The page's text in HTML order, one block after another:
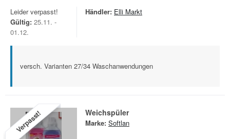
Leider verpasst!
Gültig: 25.11. -
01.12.
Händler: Elli Markt
versch. Varianten 27/34 Waschanwendungen
Verpasst! Weichspüler
Marke: Softlan